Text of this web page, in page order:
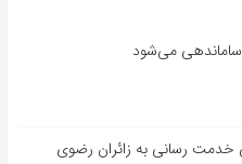
می‌شود
خدمت رسانی به زائران رضوی